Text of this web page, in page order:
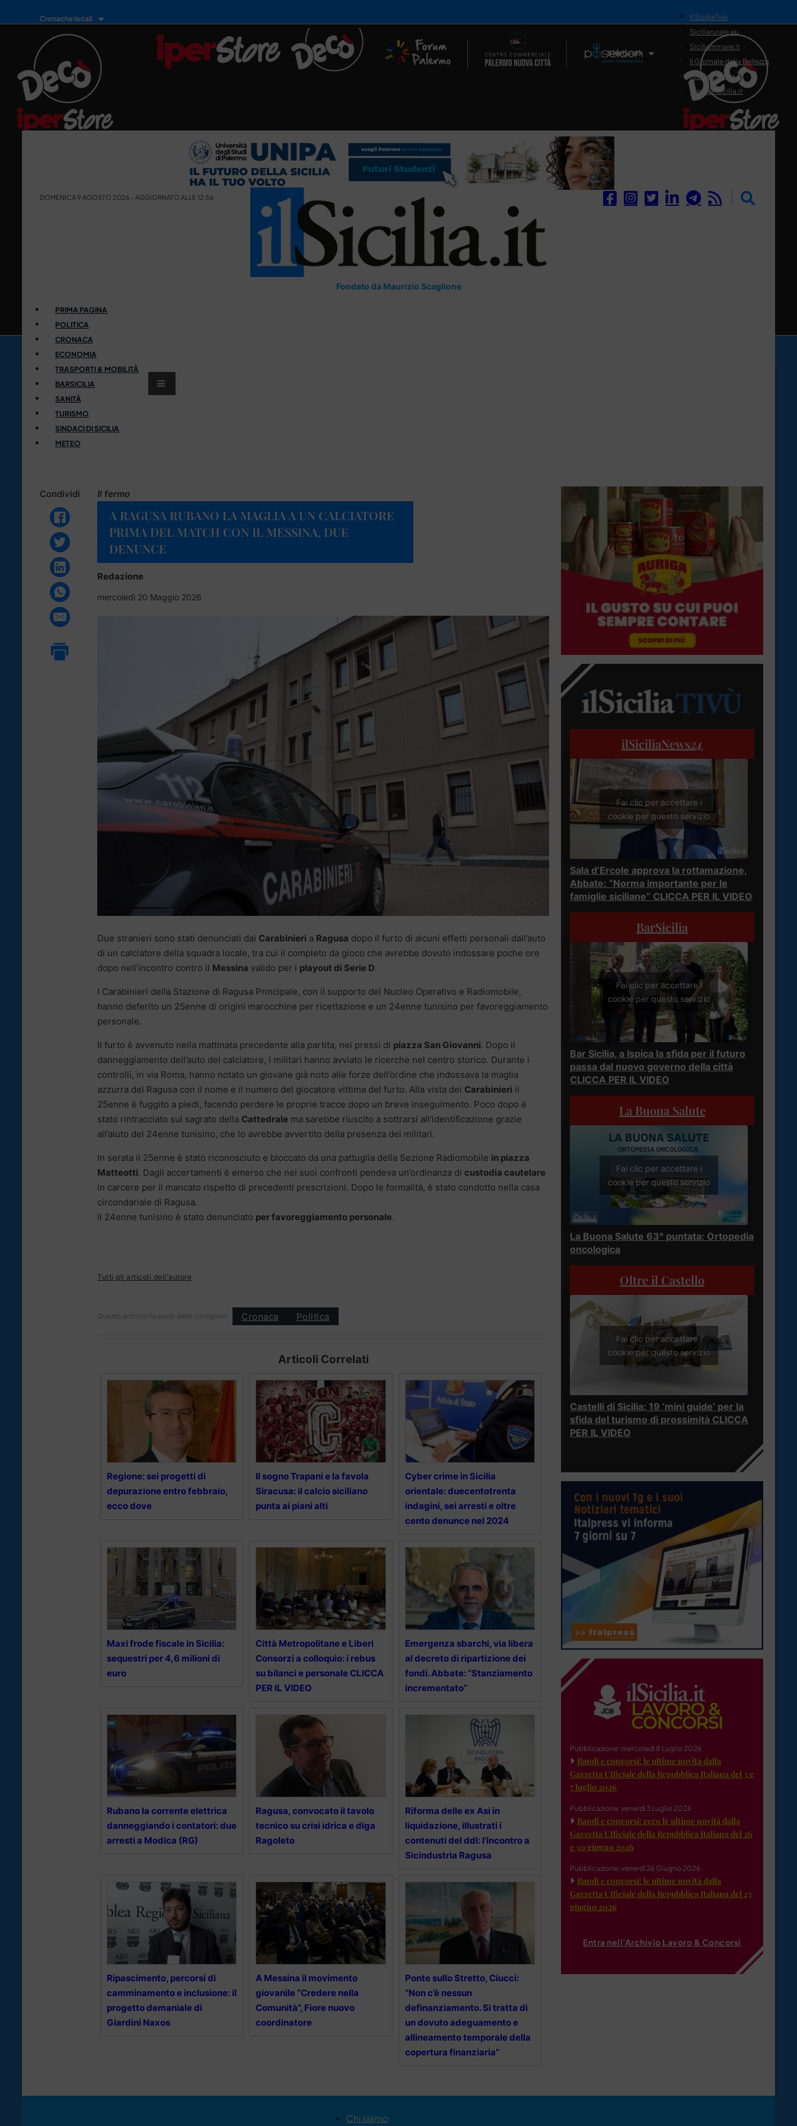
Cronache locali
Il Network
il SiciliaTivù
Siciliarurale.eu
Siciliammare.it
Il Giornale della Bellezza
Siciliamedica.it
Sanitainsicilia.it
DOMENICA 9 AGOSTO 2026 - AGGIORNATO ALLE 12:56
Fondato da Maurizio Scaglione
PRIMA PAGINA
POLITICA
CRONACA
ECONOMIA
TRASPORTI & MOBILITÀ
BARSICILIA
SANITÀ
TURISMO
SINDACI DI SICILIA
METEO
Condividi Il fermo
A RAGUSA RUBANO LA MAGLIA A UN CALCIATORE
PRIMA DEL MATCH CON IL MESSINA, DUE
DENUNCE
Redazione
mercoledì 20 Maggio 2026
Due stranieri sono stati denunciati dai Carabinieri a Ragusa dopo il furto di alcuni effetti personali dall’auto
di un calciatore della squadra locale, tra cui il completo da gioco che avrebbe dovuto indossare poche ore
dopo nell’incontro contro il Messina valido per i playout di Serie D.
I Carabinieri della Stazione di Ragusa Principale, con il supporto del Nucleo Operativo e Radiomobile,
hanno deferito un 25enne di origini marocchine per ricettazione e un 24enne tunisino per favoreggiamento
personale.
Il furto è avvenuto nella mattinata precedente alla partita, nei pressi di piazza San Giovanni. Dopo il
danneggiamento dell’auto del calciatore, i militari hanno avviato le ricerche nel centro storico. Durante i
controlli, in via Roma, hanno notato un giovane già noto alle forze dell’ordine che indossava la maglia
azzurra del Ragusa con il nome e il numero del giocatore vittima del furto. Alla vista dei Carabinieri il
25enne è fuggito a piedi, facendo perdere le proprie tracce dopo un breve inseguimento. Poco dopo è
stato rintracciato sul sagrato della Cattedrale ma sarebbe riuscito a sottrarsi all’identificazione grazie
all’aiuto del 24enne tunisino, che lo avrebbe avvertito della presenza dei militari.
In serata il 25enne è stato riconosciuto e bloccato da una pattuglia della Sezione Radiomobile in piazza
Matteotti. Dagli accertamenti è emerso che nei suoi confronti pendeva un’ordinanza di custodia cautelare
in carcere per il mancato rispetto di precedenti prescrizioni. Dopo le formalità, è stato condotto nella casa
circondariale di Ragusa.
Il 24enne tunisino è stato denunciato per favoreggiamento personale.
Tutti gli articoli dell'autore
Questo articolo fa parte delle categorie: Cronaca Politica
Articoli Correlati
Regione: sei progetti di
depurazione entro febbraio,
ecco dove
Il sogno Trapani e la favola
Siracusa: il calcio siciliano
punta ai piani alti
Cyber crime in Sicilia
orientale: duecentotrenta
indagini, sei arresti e oltre
cento denunce nel 2024
Maxi frode fiscale in Sicilia:
sequestri per 4,6 milioni di
euro
Città Metropolitane e Liberi
Consorzi a colloquio: i rebus
su bilanci e personale CLICCA
PER IL VIDEO
Emergenza sbarchi, via libera
al decreto di ripartizione dei
fondi. Abbate: “Stanziamento
incrementato”
Rubano la corrente elettrica
danneggiando i contatori: due
arresti a Modica (RG)
Ragusa, convocato il tavolo
tecnico su crisi idrica e diga
Ragoleto
Riforma delle ex Asi in
liquidazione, illustrati i
contenuti del ddl: l’incontro a
Sicindustria Ragusa
Ripascimento, percorsi di
camminamento e inclusione: il
progetto demaniale di
Giardini Naxos
A Messina il movimento
giovanile “Credere nella
Comunità”, Fiore nuovo
coordinatore
Ponte sullo Stretto, Ciucci:
“Non c’è nessun
definanziamento. Si tratta di
un dovuto adeguamento e
allineamento temporale della
copertura finanziaria”
ilSiciliaNews24
Fai clic per accettare i
cookie per questo servizio
Sala d’Ercole approva la rottamazione,
Abbate: “Norma importante per le
famiglie siciliane” CLICCA PER IL VIDEO
BarSicilia
Fai clic per accettare i
cookie per questo servizio
Bar Sicilia, a Ispica la sfida per il futuro
passa dal nuovo governo della città
CLICCA PER IL VIDEO
La Buona Salute
Fai clic per accettare i
cookie per questo servizio
La Buona Salute 63° puntata: Ortopedia
oncologica
Oltre il Castello
Fai clic per accettare i
cookie per questo servizio
Castelli di Sicilia: 19 ‘mini guide’ per la
sfida del turismo di prossimità CLICCA
PER IL VIDEO
Pubblicazione: mercoledì 8 Luglio 2026
Bandi e concorsi: le ultime novità dalla
Gazzetta Ufficiale della Repubblica Italiana del 3 e
7 luglio 2026
Pubblicazione: venerdì 3 Luglio 2026
Bandi e concorsi: ecco le ultime novità dalla
Gazzetta Ufficiale della Repubblica Italiana del 26
e 30 giugno 2026
Pubblicazione: venerdì 26 Giugno 2026
Bandi e concorsi: le ultime novità dalla
Gazzetta Ufficiale della Repubblica Italiana del 23
giugno 2026
Entra nell'Archivio Lavoro & Concorsi
Chi siamo